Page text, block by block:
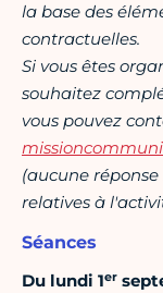
la base des
contractuelles.
Si vous êtes
souhaitez
vous pouvez
(aucune
relatives à
Séances
Du lundi 1er